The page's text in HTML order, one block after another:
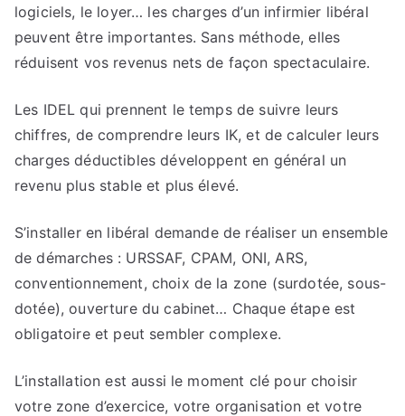
logiciels, le loyer… les charges d’un infirmier libéral
peuvent être importantes. Sans méthode, elles
réduisent vos revenus nets de façon spectaculaire.
Les IDEL qui prennent le temps de suivre leurs
chiffres, de comprendre leurs IK, et de calculer leurs
charges déductibles développent en général un
revenu plus stable et plus élevé.
S’installer en libéral demande de réaliser un ensemble
de démarches : URSSAF, CPAM, ONI, ARS,
conventionnement, choix de la zone (surdotée, sous-
dotée), ouverture du cabinet… Chaque étape est
obligatoire et peut sembler complexe.
L’installation est aussi le moment clé pour choisir
votre zone d’exercice, votre organisation et votre